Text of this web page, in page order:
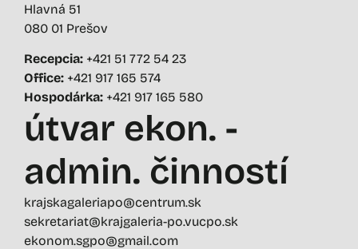
Hlavná 51
080 01 Prešov
Recepcia: +421 51 772 54 23
Office: +421 917 165 574
Hospodárka: +421 917 165 580
útvar ekon. -
admin. činností
krajskagaleriapo@centrum.sk
sekretariat@krajgaleria-po.vucpo.sk
ekonom.sgpo@gmail.com